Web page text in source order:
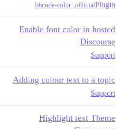
Plugin
official
bbcode-color
Enable font color in hosted
Discourse
Support
Adding colour text to a topic
Support
Highlight text Theme